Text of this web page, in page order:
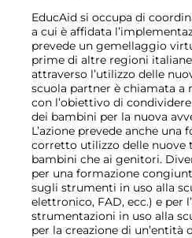
EducAid si occupa di
a cui è affidata
prevede un gemellaggio
prime di altre regioni
attraverso l’utilizzo delle
scuola partner è chiamata a
con l’obiettivo di
dei bambini per la nuova
L’azione prevede anche una
corretto utilizzo delle nuove
bambini che ai genitori.
per una formazione
sugli strumenti in uso alla
elettronico, FAD, ecc.) e per
strumentazioni in uso alla
per la creazione di un’entità